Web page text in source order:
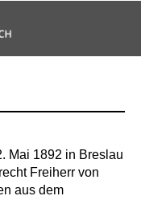
Mai 1892 in Breslau
Freiherr von
aus dem